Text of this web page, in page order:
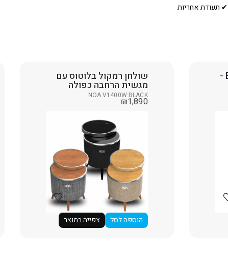
✔ תעודת אחריות
שולחן רמקול Bluetooth - שולחן רמקול בלוטוס עם
מגשית הרחבה כפולה
NOA V1400W BLACK
₪1,890
הוספה לסל צפייה במוצר